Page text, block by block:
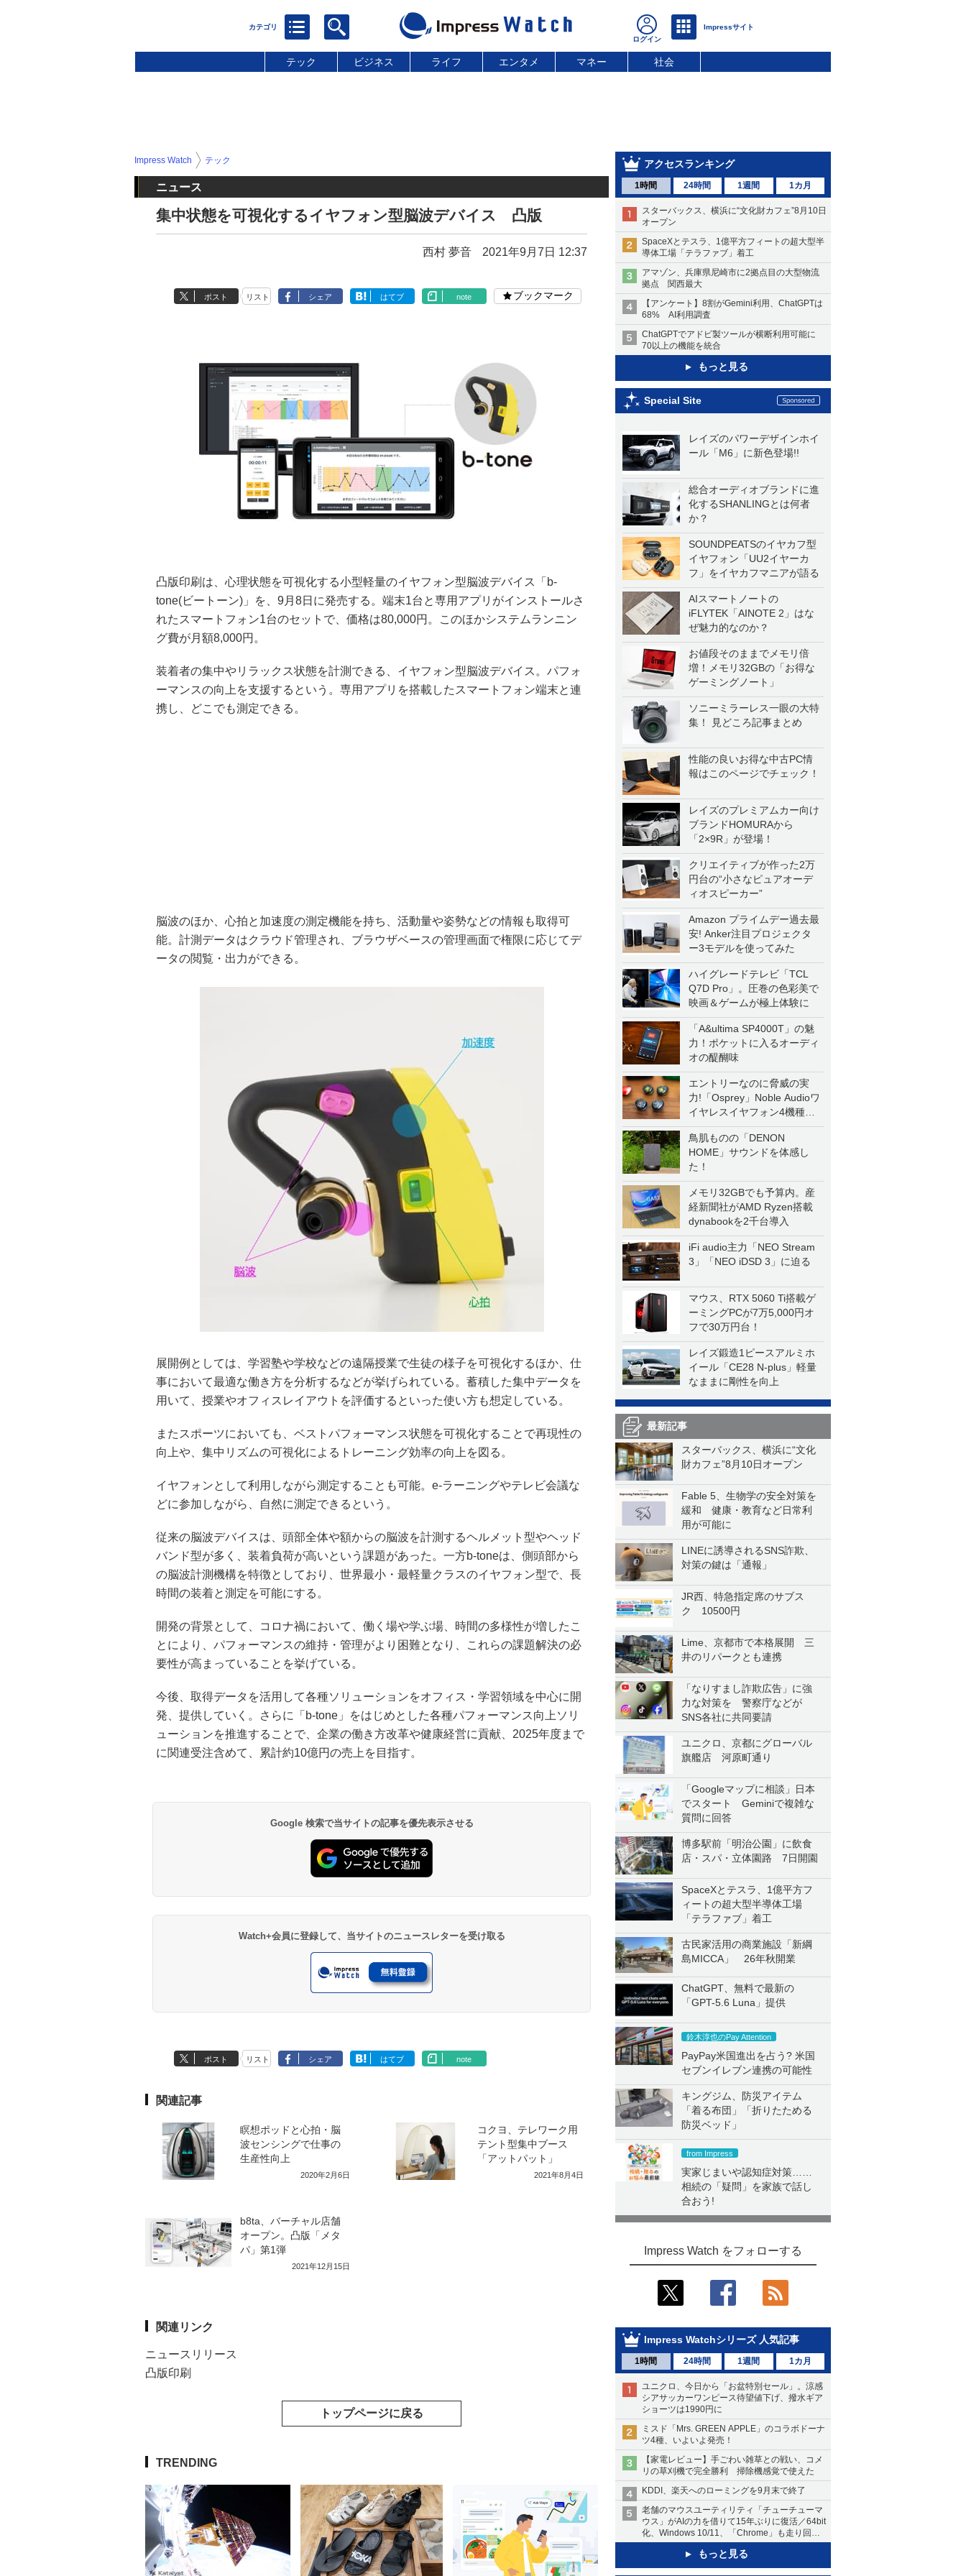
テック ビジネス ライフ エンタメ マネー 社会
アクセスランキング
1時間 24時間 1週間 1カ月
スターバックス、横浜に“文化財カフェ”8月10日
オープン
SpaceXとテスラ、1億平方フィートの超大型半
導体工場「テラファブ」着工
アマゾン、兵庫県尼崎市に2拠点目の大型物流
拠点 関西最大
【アンケート】8割がGemini利用、ChatGPTは
68% AI利用調査
ChatGPTでアドビ製ツールが横断利用可能に
70以上の機能を統合
もっと見る
Special Site
レイズのパワーデザインホイ
ール「M6」に新色登場!!
総合オーディオブランドに進
化するSHANLINGとは何者
か？
SOUNDPEATSのイヤカフ型
イヤフォン「UU2イヤーカ
フ」をイヤカフマニアが語る
AIスマートノートの
iFLYTEK「AINOTE 2」はな
ぜ魅力的なのか？
お値段そのままでメモリ倍
増！メモリ32GBの「お得な
ゲーミングノート」
ソニーミラーレス一眼の大特
集！ 見どころ記事まとめ
性能の良いお得な中古PC情
報はこのページでチェック！
レイズのプレミアムカー向け
ブランドHOMURAから
「2×9R」が登場！
クリエイティブが作った2万
円台の“小さなピュアオーデ
ィオスピーカー”
Amazon プライムデー過去最
安! Anker注目プロジェクタ
ー3モデルを使ってみた
ハイグレードテレビ「TCL
Q7D Pro」。圧巻の色彩美で
映画＆ゲームが極上体験に
「A&ultima SP4000T」の魅
力！ポケットに入るオーディ
オの醍醐味
エントリーなのに脅威の実
力!「Osprey」Noble Audioワ
イヤレスイヤフォン4機種を
一気に聴く
鳥肌ものの「DENON
HOME」サウンドを体感し
た！
メモリ32GBでも予算内。産
経新聞社がAMD Ryzen搭載
dynabookを2千台導入
iFi audio主力「NEO Stream
3」「NEO iDSD 3」に迫る
マウス、RTX 5060 Ti搭載ゲ
ーミングPCが7万5,000円オ
フで30万円台！
レイズ鍛造1ピースアルミホ
イール「CE28 N-plus」軽量
なままに剛性を向上
最新記事
スターバックス、横浜に“文化
財カフェ”8月10日オープン
Fable 5、生物学の安全対策を
緩和 健康・教育など日常利
用が可能に
LINEに誘導されるSNS詐欺、
対策の鍵は「通報」
JR西、特急指定席のサブス
ク 10500円
Lime、京都市で本格展開 三
井のリパークとも連携
「なりすまし詐欺広告」に強
力な対策を 警察庁などが
SNS各社に共同要請
ユニクロ、京都にグローバル
旗艦店 河原町通り
「Googleマップに相談」日本
でスタート Geminiで複雑な
質問に回答
博多駅前「明治公園」に飲食
店・スパ・立体園路 7日開園
SpaceXとテスラ、1億平方フ
ィートの超大型半導体工場
「テラファブ」着工
古民家活用の商業施設「新綱
島MICCA」 26年秋開業
ChatGPT、無料で最新の
「GPT-5.6 Luna」提供
鈴木淳也のPay Attention
PayPay米国進出を占う? 米国
セブンイレブン連携の可能性
キングジム、防災アイテム
「着る布団」「折りたためる
防災ベッド」
from Impress
実家じまいや認知症対策……
相続の「疑問」を家族で話し
合おう!
Impress Watch をフォローする
Impress Watchシリーズ 人気記事
1時間 24時間 1週間 1カ月
ユニクロ、今日から「お盆特別セール」。涼感
シアサッカーワンピース待望値下げ、撥水ギア
ショーツは1990円に
ミスド「Mrs. GREEN APPLE」のコラボドーナ
ツ4種、いよいよ発売！
【家電レビュー】手ごわい雑草との戦い、コメ
リの草刈機で完全勝利 掃除機感覚で使えた
KDDI、楽天へのローミングを9月末で終了
老舗のマウスユーティリティ「チューチューマ
ウス」がAIの力を借りて15年ぶりに復活／64bit
化、Windows 10/11、「Chrome」も走り回
る。復活記念で2026年末まで500円
もっと見る
Impress Watch テック
ニュース
集中状態を可視化するイヤフォン型脳波デバイス 凸版
西村 夢音 2021年9月7日 12:37
ポスト リスト シェア はてブ note ブックマーク
凸版印刷は、心理状態を可視化する小型軽量のイヤフォン型脳波デバイス「b-
tone(ビートーン)」を、9月8日に発売する。端末1台と専用アプリがインストールさ
れたスマートフォン1台のセットで、価格は80,000円。このほかシステムランニン
グ費が月額8,000円。
装着者の集中やリラックス状態を計測できる、イヤフォン型脳波デバイス。パフォ
ーマンスの向上を支援するという。専用アプリを搭載したスマートフォン端末と連
携し、どこでも測定できる。
脳波のほか、心拍と加速度の測定機能を持ち、活動量や姿勢などの情報も取得可
能。計測データはクラウド管理され、ブラウザベースの管理画面で権限に応じてデ
ータの閲覧・出力ができる。
展開例としては、学習塾や学校などの遠隔授業で生徒の様子を可視化するほか、仕
事において最適な働き方を分析するなどが挙げられている。蓄積した集中データを
用いて、授業やオフィスレイアウトを評価するといった使い方も想定している。
またスポーツにおいても、ベストパフォーマンス状態を可視化することで再現性の
向上や、集中リズムの可視化によるトレーニング効率の向上を図る。
イヤフォンとして利用しながら測定することも可能。e-ラーニングやテレビ会議な
どに参加しながら、自然に測定できるという。
従来の脳波デバイスは、頭部全体や額からの脳波を計測するヘルメット型やヘッド
バンド型が多く、装着負荷が高いという課題があった。一方b-toneは、側頭部から
の脳波計測機構を特徴としており、世界最小・最軽量クラスのイヤフォン型で、長
時間の装着と測定を可能にする。
開発の背景として、コロナ禍において、働く場や学ぶ場、時間の多様性が増したこ
とにより、パフォーマンスの維持・管理がより困難となり、これらの課題解決の必
要性が高まっていることを挙げている。
今後、取得データを活用して各種ソリューションをオフィス・学習領域を中心に開
発、提供していく。さらに「b-tone」をはじめとした各種パフォーマンス向上ソリ
ューションを推進することで、企業の働き方改革や健康経営に貢献、2025年度まで
に関連受注含めて、累計約10億円の売上を目指す。
Google 検索で当サイトの記事を優先表示させる
Watch+会員に登録して、当サイトのニュースレターを受け取る
ポスト リスト シェア はてブ note
関連記事
瞑想ポッドと心拍・脳
波センシングで仕事の
生産性向上
2020年2月6日
コクヨ、テレワーク用
テント型集中ブース
「アットパット」
2021年8月4日
b8ta、バーチャル店舗
オープン。凸版「メタ
パ」第1弾
2021年12月15日
関連リンク
ニュースリリース
凸版印刷
トップページに戻る
TRENDING